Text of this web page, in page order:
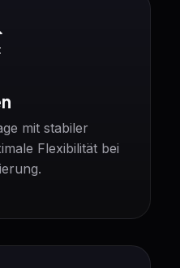
mit stabiler
Flexibilität bei